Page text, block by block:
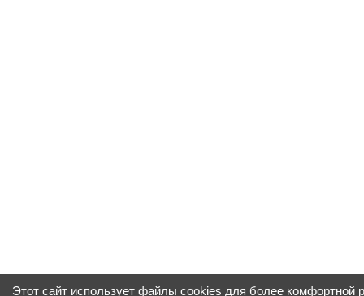
Этот сайт использует файлы cookies для более комфортной